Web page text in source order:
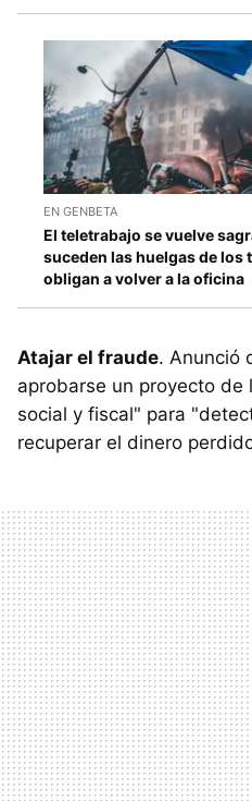
EN GENBETA
El teletrabajo se vuelve
suceden las huelgas de los
obligan a volver a la oficina
Atajar el fraude. Anunció
aprobarse un proyecto de
social y fiscal" para
recuperar el dinero